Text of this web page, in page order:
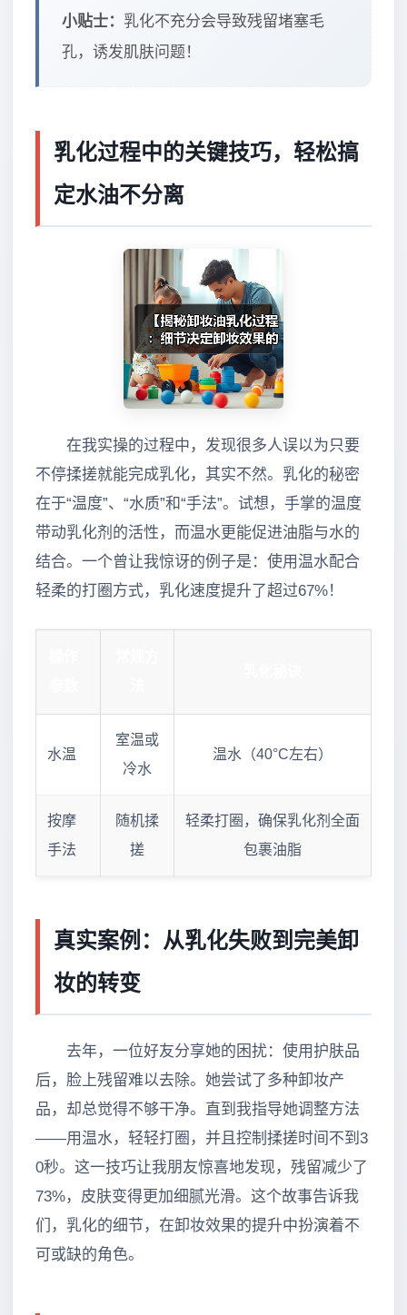
小贴士： 乳化不充分会导致残留堵塞毛
孔，诱发肌肤问题！
乳化过程中的关键技巧，轻松搞
定水油不分离
在我实操的过程中，发现很多人误以为只要
不停揉搓就能完成乳化，其实不然。乳化的秘密
在于“温度”、“水质”和“手法”。试想，手掌的温度
带动乳化剂的活性，而温水更能促进油脂与水的
结合。一个曾让我惊讶的例子是：使用温水配合
轻柔的打圈方式，乳化速度提升了超过67%！
水温
室温或
冷水
温水（40°C左右）
按摩
手法
随机揉
搓
轻柔打圈，确保乳化剂全面
包裹油脂
真实案例：从乳化失败到完美卸
妆的转变
去年，一位好友分享她的困扰：使用护肤品
后，脸上残留难以去除。她尝试了多种卸妆产
品，却总觉得不够干净。直到我指导她调整方法
——用温水，轻轻打圈，并且控制揉搓时间不到3
0秒。这一技巧让我朋友惊喜地发现，残留减少了
73%，皮肤变得更加细腻光滑。这个故事告诉我
们，乳化的细节，在卸妆效果的提升中扮演着不
可或缺的角色。